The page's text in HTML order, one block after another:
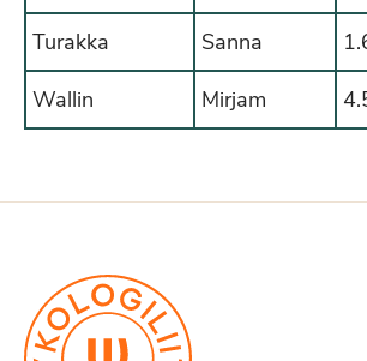
Turakka
Sanna
Wallin
Mirjam